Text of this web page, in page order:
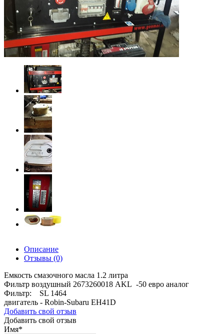
Описание
Отзывы (0)
Емкость смазочного масла 1.2 литра
Фильтр воздушный 2673260018 AKL -50 евро аналог
Фильтр: SL 1464
двигатель - Robin-Subaru EH41D
Добавить свой отзыв
Добавить свой отзыв
Имя*